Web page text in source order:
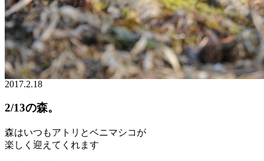
2017.2.18
2/13の森。
森はいつもアトリとベニマシコが
楽しく迎えてくれます